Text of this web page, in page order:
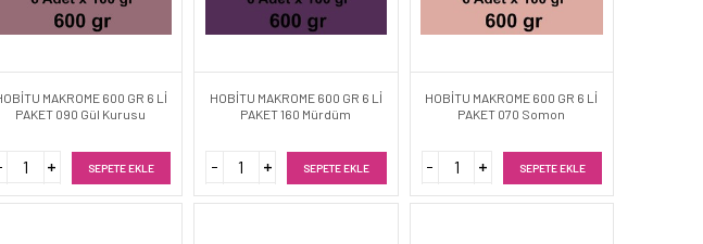
MAKROME 600 GR 6 Lİ
PAKET 090 Gül Kurusu
SEPETE EKLE
HOBİTU MAKROME 600 GR 6 Lİ
PAKET 160 Mürdüm
SEPETE EKLE
HOBİTU MAKROME 600 GR 6 Lİ
PAKET 070 Somon
SEPETE EKLE